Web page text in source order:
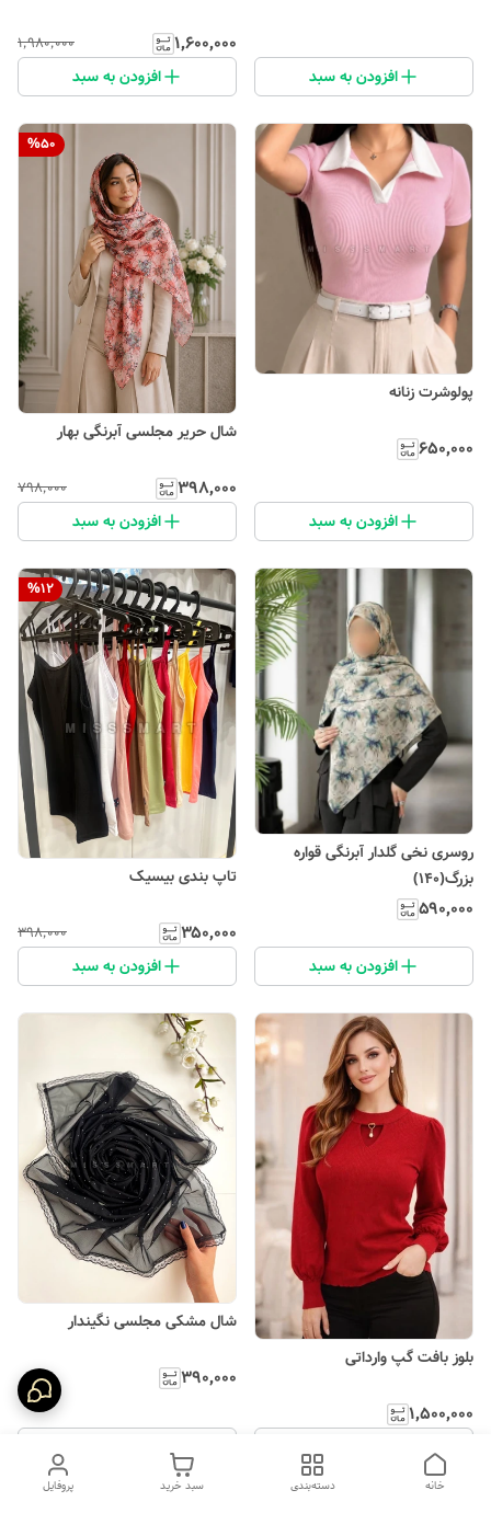
افزودن به سبد
۱٬۶۰۰٬۰۰۰ ۱٬۹۸۰٬۰۰۰
افزودن به سبد
پولوشرت زنانه
۶۵۰٬۰۰۰
افزودن به سبد
%50
شال حریر مجلسی آبرنگی بهار
۳۹۸٬۰۰۰ ۷۹۸٬۰۰۰
افزودن به سبد
روسری نخی گلدار آبرنگی قواره
بزرگ(۱۴۰)
۵۹۰٬۰۰۰
افزودن به سبد
%12
تاپ بندی بیسیک
۳۵۰٬۰۰۰ ۳۹۸٬۰۰۰
افزودن به سبد
بلوز بافت گپ وارداتی
۱٬۵۰۰٬۰۰۰
شال مشکی مجلسی نگیندار
۳۹۰٬۰۰۰
پروفایل سبد خرید دسته‌بندی خانه